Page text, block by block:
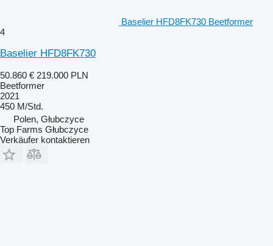
Baselier HFD8FK730 Beetformer
4
Baselier HFD8FK730
50.860 € 219.000 PLN
Beetformer
2021
450 M/Std.
Polen, Głubczyce
Top Farms Głubczyce
Verkäufer kontaktieren